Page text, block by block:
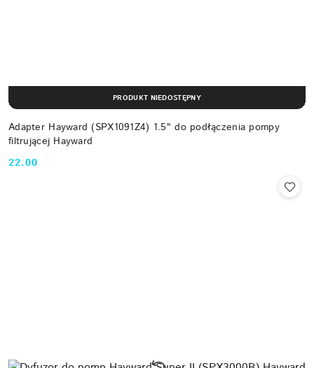
Adapter Hayward (SPX1091Z4) 1.5" do podłączenia pompy
filtrującej Hayward
Cena:
22.00
PRODUKT NIEDOSTĘPNY